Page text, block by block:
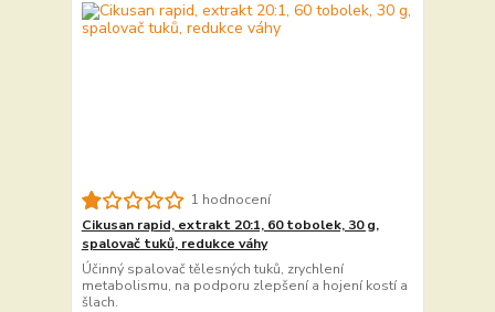
1 hodnocení
Cikusan rapid, extrakt 20:1, 60 tobolek, 30 g,
spalovač tuků, redukce váhy
Účinný spalovač tělesných tuků, zrychlení
metabolismu, na podporu zlepšení a hojení kostí a
šlach.